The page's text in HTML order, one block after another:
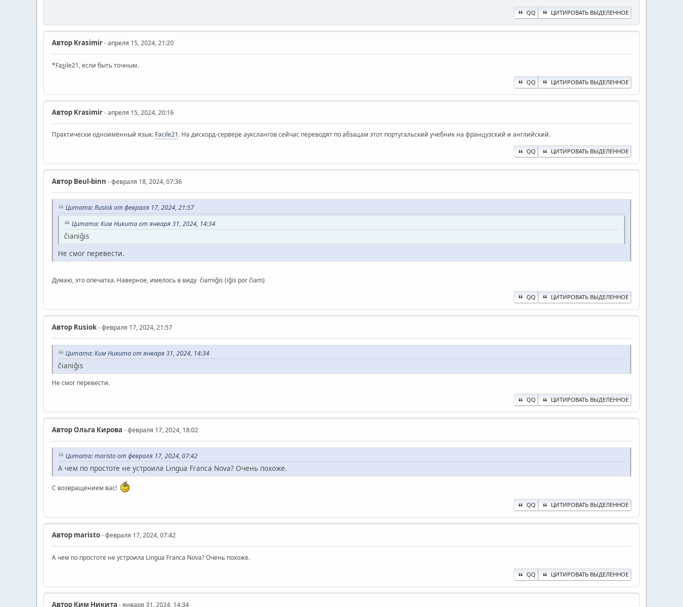
QQ ЦИТИРОВАТЬ ВЫДЕЛЕННОЕ
Автор Krasimir- апреля 15, 2024, 21:20
*Fasile21, если быть точным.
QQ ЦИТИРОВАТЬ ВЫДЕЛЕННОЕ
Автор Krasimir- апреля 15, 2024, 20:16
Практически одноимённый язык: Facile21. На дискорд-сервере аукслангов сейчас переводят по абзацам этот португальский учебник на французский и английский.
QQ ЦИТИРОВАТЬ ВЫДЕЛЕННОЕ
Автор Beul-binn - февраля 18, 2024, 07:36
Цитата: Rusiok от февраля 17, 2024, 21:57
Цитата: Ким Никита от января 31, 2024, 14:34
ĉianiĝis
Не смог перевести.
Думаю, это опечатка. Наверное, имелось в виду ĉiamiĝis (iĝis por ĉiam)
QQ ЦИТИРОВАТЬ ВЫДЕЛЕННОЕ
Автор Rusiok- февраля 17, 2024, 21:57
Цитата: Ким Никита от января 31, 2024, 14:34
ĉianiĝis
Не смог перевести.
QQ ЦИТИРОВАТЬ ВЫДЕЛЕННОЕ
АвторОльга Кирова - февраля 17, 2024, 18:02
Цитата: maristo от февраля 17, 2024, 07:42
А чем по простоте не устроила Lingua Franca Nova? Очень похоже.
С возвращением вас!
QQ ЦИТИРОВАТЬ ВЫДЕЛЕННОЕ
Автор maristo- февраля 17, 2024, 07:42
А чем по простоте не устроила Lingua Franca Nova? Очень похоже.
QQ ЦИТИРОВАТЬ ВЫДЕЛЕННОЕ
Автор Ким Никита - января 31, 2024, 14:34